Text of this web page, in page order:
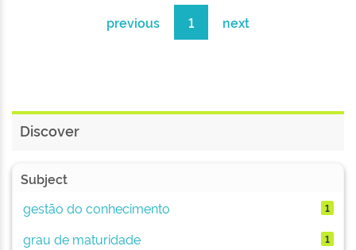
previous 1 next
Discover
Subject
gestão do conhecimento
1
grau de maturidade 1